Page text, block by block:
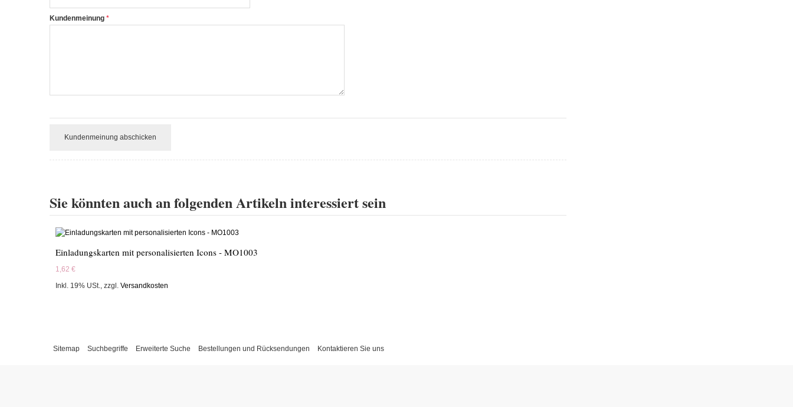
Kundenmeinung
Kundenmeinung abschicken
Sie könnten auch an folgenden Artikeln interessiert sein
Einladungskarten mit personalisierten Icons - MO1003
1,62 €
Inkl. 19% USt.,zzgl.Versandkosten
Sitemap Suchbegriffe Erweiterte Suche Bestellungen und Rücksendungen Kontaktieren Sie uns